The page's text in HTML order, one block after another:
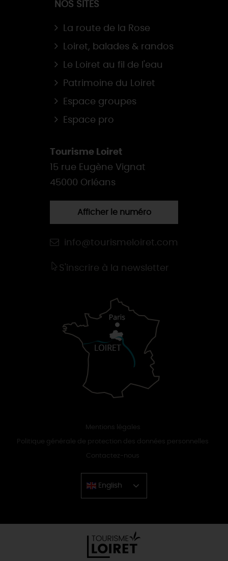
NOS SITES
La route de la Rose
Loiret, balades & randos
Le Loiret au fil de l'eau
Patrimoine du Loiret
Espace groupes
Espace pro
Tourisme Loiret
15 rue Eugène Vignat
45000 Orléans
Afficher le numéro
info@tourismeloiret.com
S'inscrire à la newsletter
Mentions légales
Politique générale de protection des données personnelles
Contactez-nous
English
Chinese